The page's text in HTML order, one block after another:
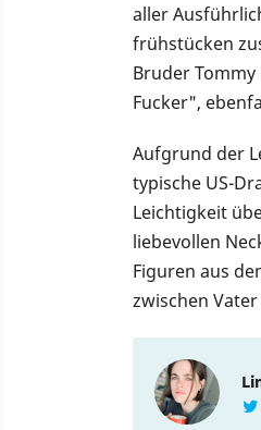
aller
frühstücken
Bruder
Fucker",
Aufgrund der
typische US-
Leichtigkeit
liebevollen
Figuren aus
zwischen